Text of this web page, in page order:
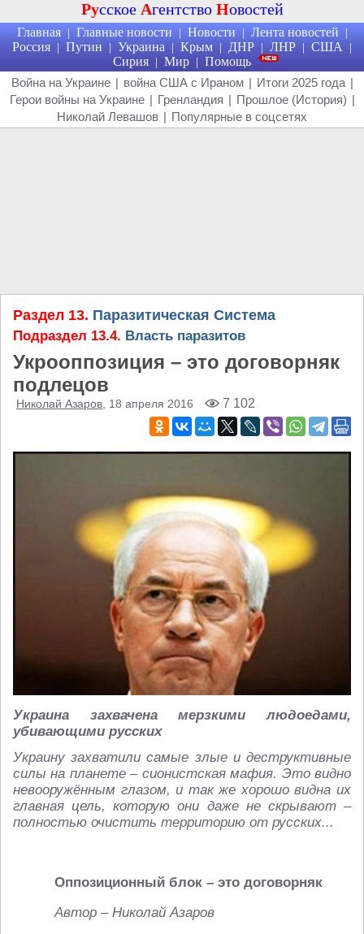
Русское Агентство Новостей
Главная | Главные новости | Новости | Лента новостей |
Россия | Путин | Украина | Крым | ДНР | ЛНР | США |
Сирия | Мир | Помощь
Война на Украине | война США с Ираном | Итоги 2025 года |
Герои войны на Украине | Гренландия | Прошлое (История) |
Николай Левашов | Популярные в соцсетях
Раздел 13. Паразитическая Система
Подраздел 13.4. Власть паразитов
Укрооппозиция – это договорняк
подлецов
Николай Азаров , 18 апреля 2016 7 102
Украина захвачена мерзкими людоедами,
убивающими русских
Украину захватили самые злые и деструктивные
силы на планете – сионистская мафия. Это видно
невооружённым глазом, и так же хорошо видна их
главная цель, которую они даже не скрывают –
полностью очистить территорию от русских...
Оппозиционный блок – это договорняк
Автор – Николай Азаров